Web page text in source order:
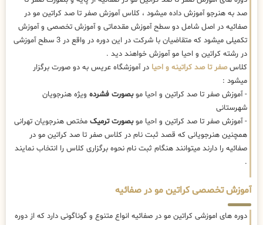
صد به هنرجو آموزش داده میشود ، کلاس آموزش صفر تا صد کراتین مو در
صفائیه در اصل شامل دو سطح آموزش مقدماتی و آموزش تخصصی و آموزش
تکمیلی میشود که متقاضیان با شرکت در این دوره در واقع در 3 سطح آموزشی
در رشته کراتین و احیا مو آموزش خواهند دید .
کلاسصفر تا صد کراتینه و احیا در آموزشگاه عریس به دو صورت برگزار
میشود :
- آموزش صفر تا صد کراتین و احیا موبصورت فشرده ویژه هنرجویان
شهرستانی
- آموزش صفر تا صد کراتین و احیا موبصورت ترمیک مختص هنرجویان تهرانی
همچنین هنرجویانی که قصد ثبت نام در کلاس صفر تا صد کراتین مو در
صفائیه را دارند میتوانند هنگام ثبت نام نحوه برگزاری کلاس را انتخاب نمایند
.
آموزش تخصصی کراتین مو در صفائیه
دوره های اموزشی کراتین مو در صفائیه انواع متنوع و گوناگونی دارد که از دوره